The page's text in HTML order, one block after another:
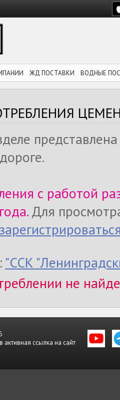
ЖД ПОСТАВКИ ВОДНЫЕ
с работой
Для
"ССК
не
ссылка на сайт